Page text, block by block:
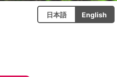
日本語 English